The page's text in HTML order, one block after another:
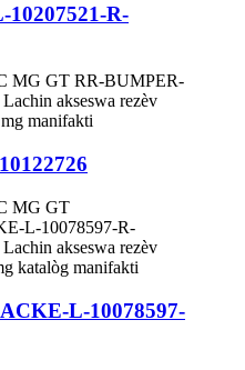
R-
L-10078597-